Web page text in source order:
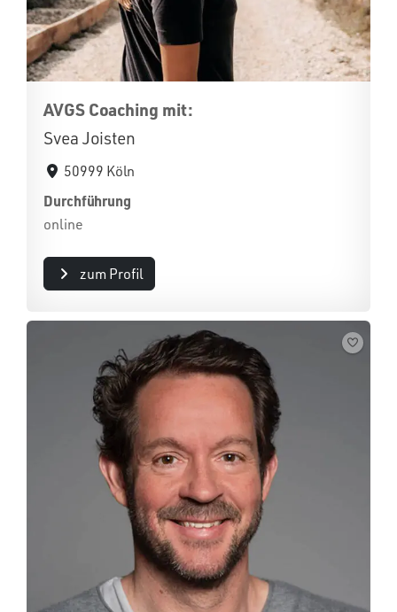
AVGS Coaching mit:
Svea Joisten
50999 Köln
Durchführung
online
zum Profil